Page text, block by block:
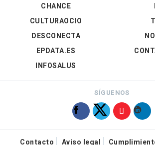
CHANCE
CULTURAOCIO
DESCONECTA
EPDATA.ES
INFOSALUS
SÍGUENOS
Contacto Aviso legal